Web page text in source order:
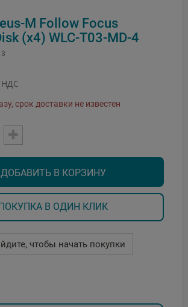
M Follow Focus
(x4) WLC-T03-MD-4
НДС
срок доставки не известен
ДОБАВИТЬ В КОРЗИНУ
В ОДИН КЛИК
чтобы начать покупки